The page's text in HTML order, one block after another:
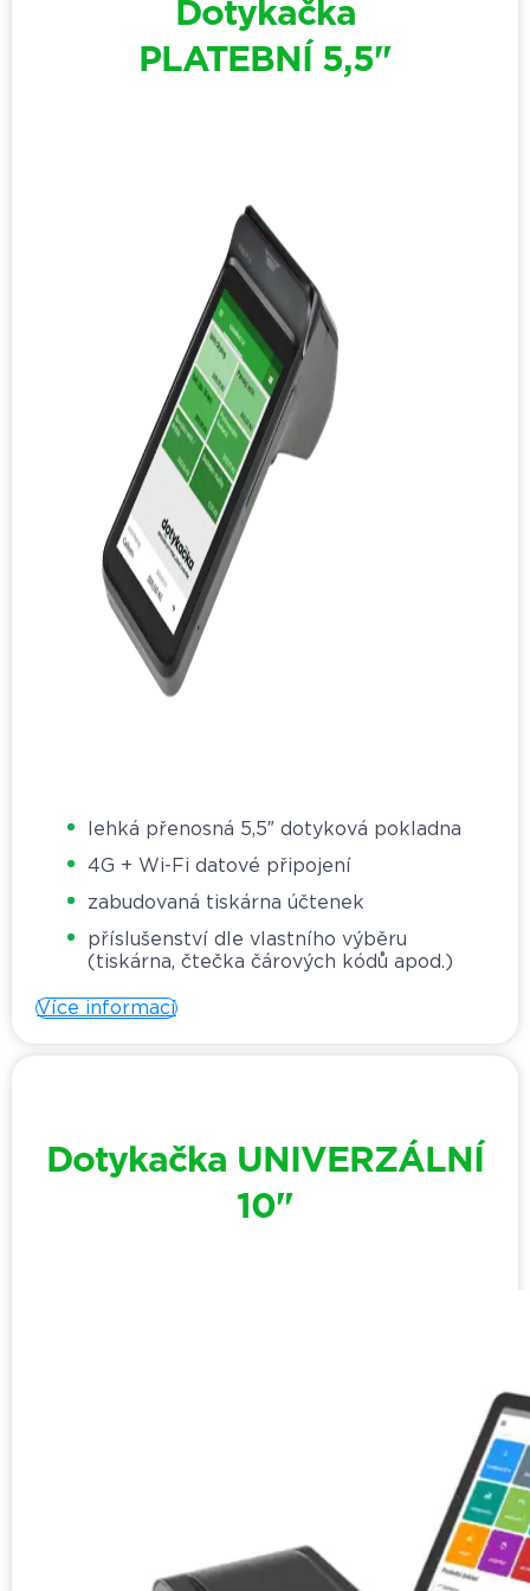
Dotykačka
PLATEBNÍ 5,5"
lehká přenosná 5,5″ dotyková pokladna
4G + Wi-Fi datové připojení
zabudovaná tiskárna účtenek
příslušenství dle vlastního výběru
(tiskárna, čtečka čárových kódů apod.)
Více informací
Dotykačka UNIVERZÁLNÍ
10"